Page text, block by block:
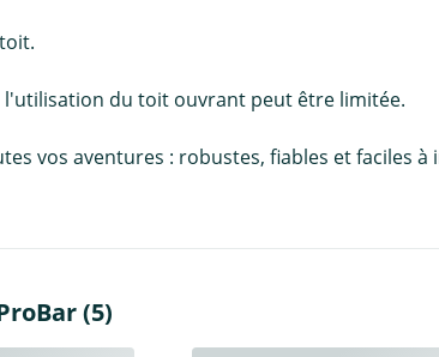
du toit ouvrant peut être limitée.
vos aventures : robustes, fiables et faciles
(5)